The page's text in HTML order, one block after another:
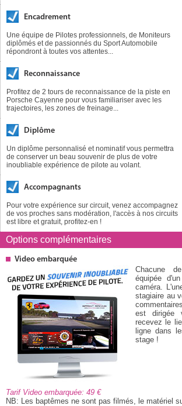
Encadrement
Une équipe de Pilotes professionnels, de Moniteurs
diplômés et de passionnés du Sport Automobile
répondront à toutes vos attentes...
Reconnaissance
Profitez de 2 tours de reconnaissance de la piste en
Porsche Cayenne pour vous familiariser avec les
trajectoires, les zones de freinage...
Diplôme
Un diplôme personnalisé et nominatif vous permettra
de conserver un beau souvenir de plus de votre
inoubliable expérience de pilote au volant.
Accompagnants
Pour votre expérience sur circuit, venez accompagnez
de vos proches sans modération, l'accès à nos circuits
est libre et gratuit, profitez-en !
Options complémentaires
Video embarquée
Chacune
équipée
caméra.
stagiaire au
est dirigée
recevez le
ligne dans
stage !
Tarif Video embarquée: 49
NB: Les baptêmes ne sont pas filmés, le matériel